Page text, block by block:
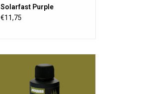
Solarfast Purple
€11,75
der sich der Farbstoff unter dem
Einfluss von Sonne (UV-licht)
entwickelt. Zur Verwendung auf